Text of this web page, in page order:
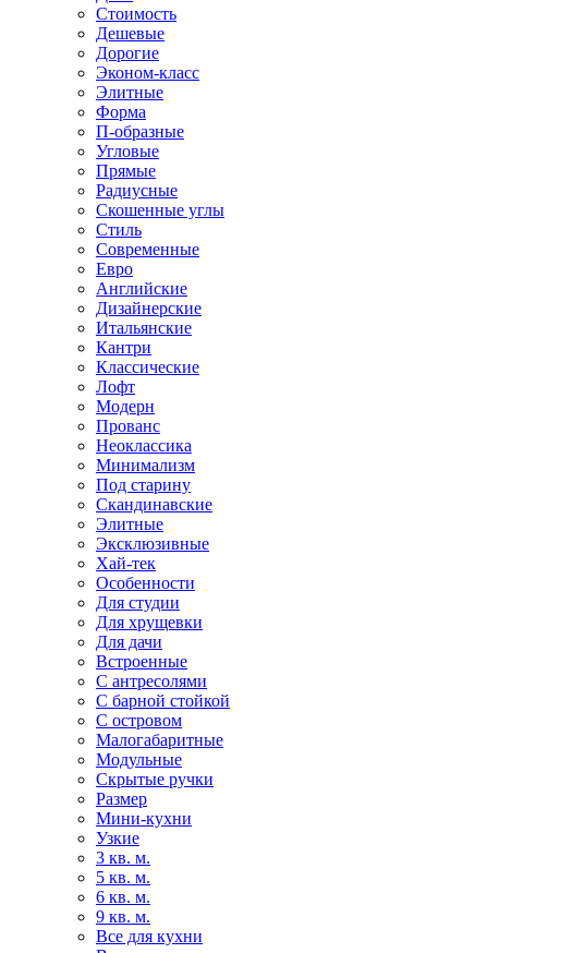
Стоимость
Дешевые
Дорогие
Эконом-класс
Элитные
Форма
П-образные
Угловые
Прямые
Радиусные
Скошенные углы
Стиль
Современные
Евро
Английские
Дизайнерские
Итальянские
Кантри
Классические
Лофт
Модерн
Прованс
Неоклассика
Минимализм
Под старину
Скандинавские
Элитные
Эксклюзивные
Хай-тек
Особенности
Для студии
Для хрущевки
Для дачи
Встроенные
С антресолями
С барной стойкой
С островом
Малогабаритные
Модульные
Скрытые ручки
Размер
Мини-кухни
Узкие
3 кв. м.
5 кв. м.
6 кв. м.
9 кв. м.
Все для кухни